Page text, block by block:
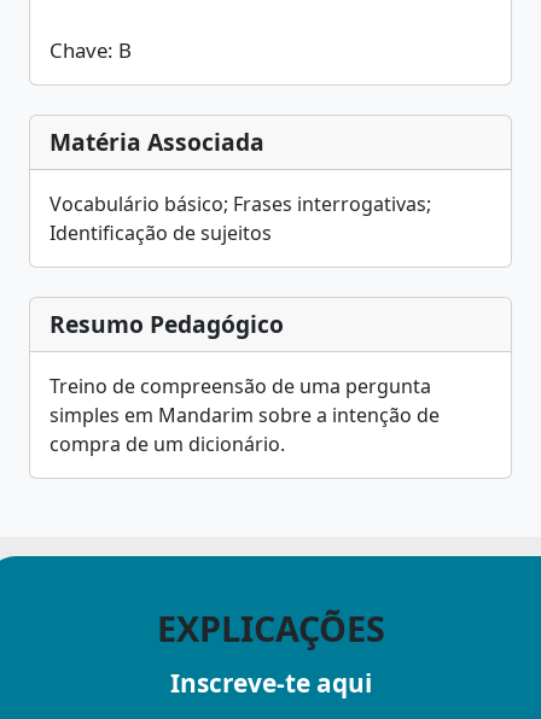
Chave: B
Matéria Associada
Vocabulário básico; Frases interrogativas;
Identificação de sujeitos
Resumo Pedagógico
Treino de compreensão de uma pergunta
simples em Mandarim sobre a intenção de
compra de um dicionário.
EXPLICAÇÕES
Inscreve-te aqui